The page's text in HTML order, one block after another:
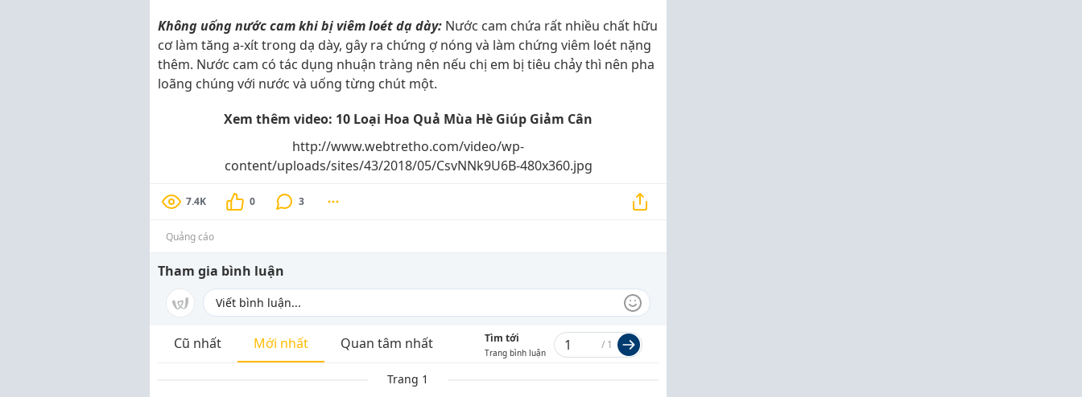
Không uống nước cam khi bị viêm loét dạ dày: Nước cam chứa rất nhiều chất hữu
cơ làm tăng a-xít trong dạ dày, gây ra chứng ợ nóng và làm chứng viêm loét nặng
thêm. Nước cam có tác dụng nhuận tràng nên nếu chị em bị tiêu chảy thì nên pha
loãng chúng với nước và uống từng chút một.
Xem thêm video: 10 Loại Hoa Quả Mùa Hè Giúp Giảm Cân
http://www.webtretho.com/video/wp-
content/uploads/sites/43/2018/05/CsvNNk9U6B-480x360.jpg
7.4K 0 3
Quảng cáo
Tham gia bình luận
Cũ nhất Mới nhất Quan tâm nhất Tìm tới
Trang bình luận
/ 1
Trang 1